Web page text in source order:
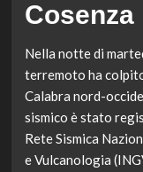
Cosenza
Nella notte di
terremoto ha
Calabra nord-
sismico è stato
Rete Sismica
e Vulcanologia